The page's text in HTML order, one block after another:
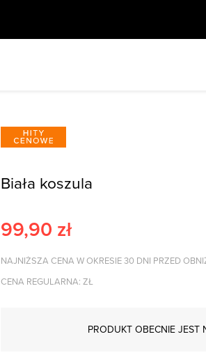
Biała koszula
99,90 zł
NAJNIŻSZA CENA W OKRESIE 30 DNI PRZED
CENA REGULARNA: ZŁ
PRODUKT OBECNIE JEST